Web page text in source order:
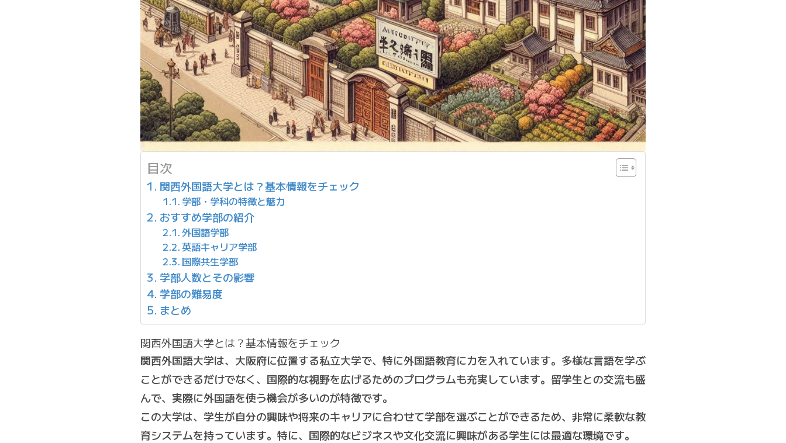
目次
関西外国語大学とは？基本情報をチェック
学部・学科の特徴と魅力
おすすめ学部の紹介
外国語学部
英語キャリア学部
国際共生学部
学部人数とその影響
学部の難易度
まとめ
関西外国語大学とは？基本情報をチェック
関西外国語大学は、大阪府に位置する私立大学で、特に外国語教育に力を入れています。多様な言語を学ぶ
ことができるだけでなく、国際的な視野を広げるためのプログラムも充実しています。留学生との交流も盛
んで、実際に外国語を使う機会が多いのが特徴です。
この大学は、学生が自分の興味や将来のキャリアに合わせて学部を選ぶことができるため、非常に柔軟な教
育システムを持っています。特に、国際的なビジネスや文化交流に興味がある学生には最適な環境です。